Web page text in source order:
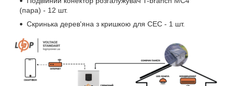
(пара) - 12 шт.
Скринька дерев'яна з кришкою для СЕС - 1 шт.